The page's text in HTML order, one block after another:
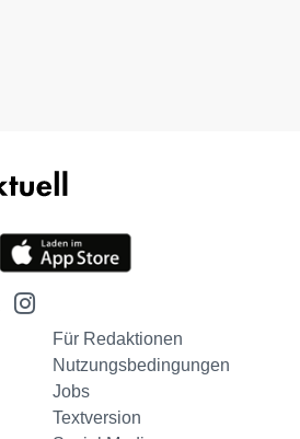
Für Redaktionen
Nutzungsbedingungen
Jobs
Textversion